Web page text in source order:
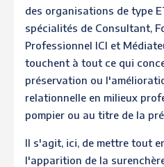
des organisations de type
spécialités de Consultant,
Professionnel ICI et
touchent à tout ce qui
préservation ou
relationnelle en milieux
pompier ou au titre de la
Il s'agit, ici, de mettre tout
l'apparition de la